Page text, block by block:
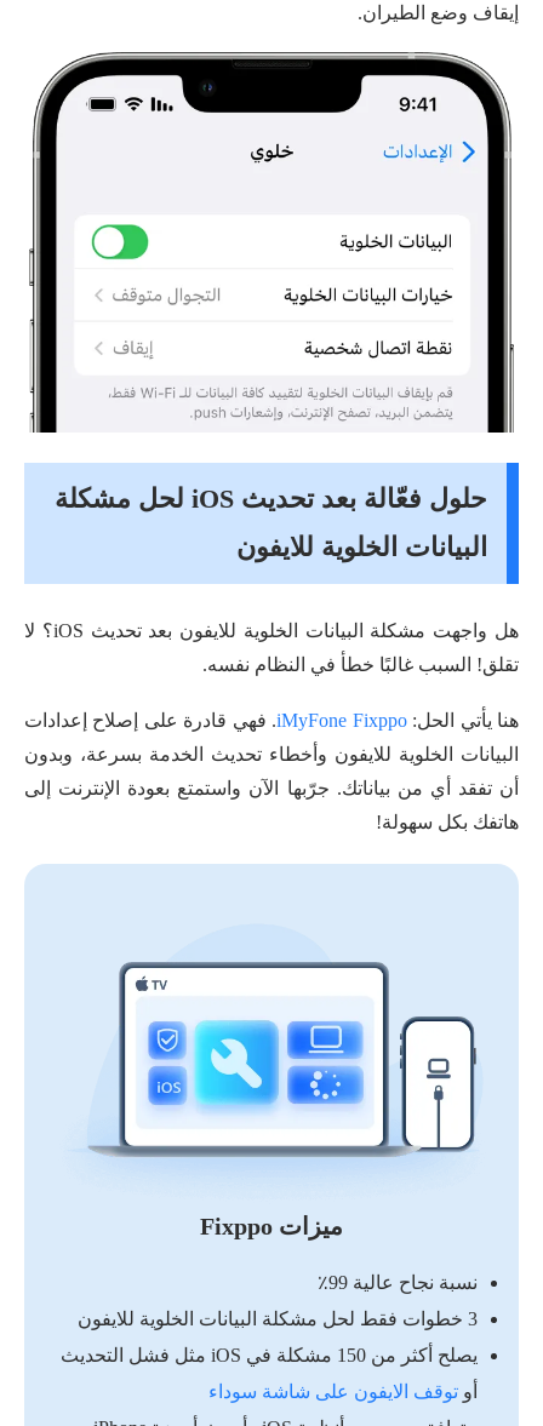
إيقاف وضع الطيران.
حلول فعّالة بعد تحديث iOS لحل مشكلة
البيانات الخلوية للايفون
هل واجهت مشكلة البيانات الخلوية للايفون بعد تحديث iOS؟ لا
تقلق! السبب غالبًا خطأ في النظام نفسه.
هنا يأتي الحل:iMyFone Fixppo. فهي قادرة على إصلاح إعدادات
البيانات الخلوية للايفون وأخطاء تحديث الخدمة بسرعة، وبدون
أن تفقد أي من بياناتك. جرّبها الآن واستمتع بعودة الإنترنت إلى
هاتفك بكل سهولة!
ميزات Fixppo
نسبة نجاح عالية 99٪
3 خطوات فقط لحل مشكلة البيانات الخلوية للايفون
يصلح أكثر من 150 مشكلة في iOS مثل فشل التحديث
أو توقف الايفون على شاشة سوداء